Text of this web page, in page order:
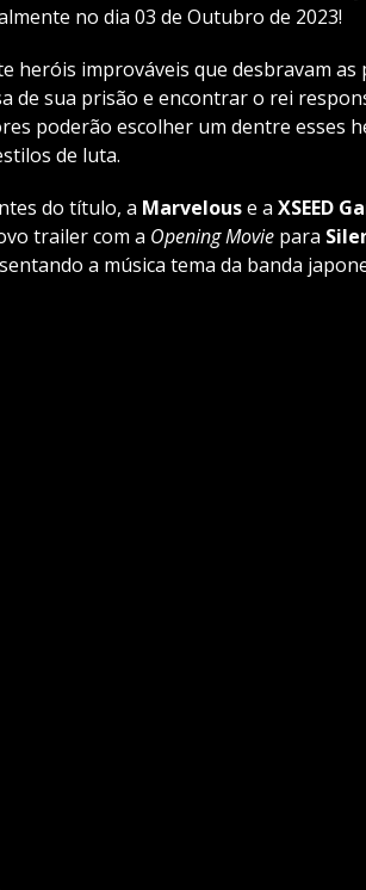
no dia 03 de Outubro de 2023!
heróis improváveis que desbravam
de sua prisão e encontrar o rei
poderão escolher um dentre esses
de luta.
do título, a Marvelouse a XSEED
trailer com a Opening Moviepara
a música tema da banda